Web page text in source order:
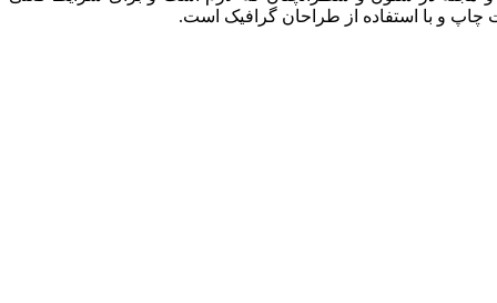
چاپ و با استفاده از طراحان گرافیک است.